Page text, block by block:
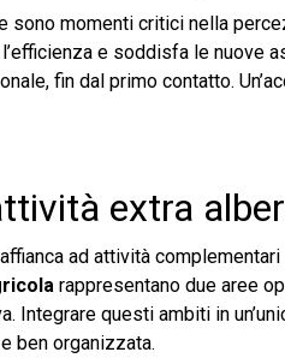
sono momenti critici nella
e soddisfa le nuove
fin dal primo contatto.
extra
ad attività
rappresentano due aree
Integrare questi ambiti in
ben organizzata.